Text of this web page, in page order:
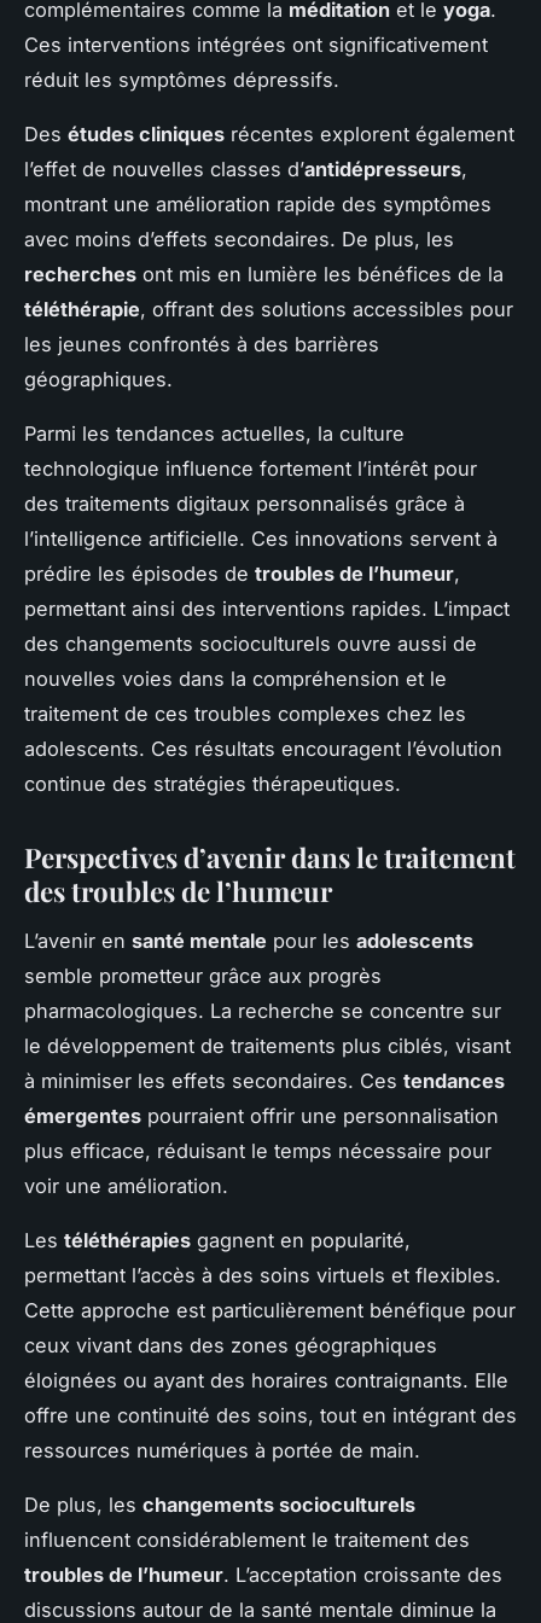
complémentaires comme la méditation et le yoga.
Ces interventions intégrées ont significativement
réduit les symptômes dépressifs.
Des études cliniques récentes explorent également
l’effet de nouvelles classes d’antidépresseurs,
montrant une amélioration rapide des symptômes
avec moins d’effets secondaires. De plus, les
recherches ont mis en lumière les bénéfices de la
téléthérapie, offrant des solutions accessibles pour
les jeunes confrontés à des barrières
géographiques.
Parmi les tendances actuelles, la culture
technologique influence fortement l’intérêt pour
des traitements digitaux personnalisés grâce à
l’intelligence artificielle. Ces innovations servent à
prédire les épisodes de troubles de l’humeur,
permettant ainsi des interventions rapides. L’impact
des changements socioculturels ouvre aussi de
nouvelles voies dans la compréhension et le
traitement de ces troubles complexes chez les
adolescents. Ces résultats encouragent l’évolution
continue des stratégies thérapeutiques.
Perspectives d’avenir dans le traitement
des troubles de l’humeur
L’avenir en santé mentale pour les adolescents
semble prometteur grâce aux progrès
pharmacologiques. La recherche se concentre sur
le développement de traitements plus ciblés, visant
à minimiser les effets secondaires. Ces tendances
émergentes pourraient offrir une personnalisation
plus efficace, réduisant le temps nécessaire pour
voir une amélioration.
Les téléthérapies gagnent en popularité,
permettant l’accès à des soins virtuels et flexibles.
Cette approche est particulièrement bénéfique pour
ceux vivant dans des zones géographiques
éloignées ou ayant des horaires contraignants. Elle
offre une continuité des soins, tout en intégrant des
ressources numériques à portée de main.
De plus, les changements socioculturels
influencent considérablement le traitement des
troubles de l’humeur. L’acceptation croissante des
discussions autour de la santé mentale diminue la